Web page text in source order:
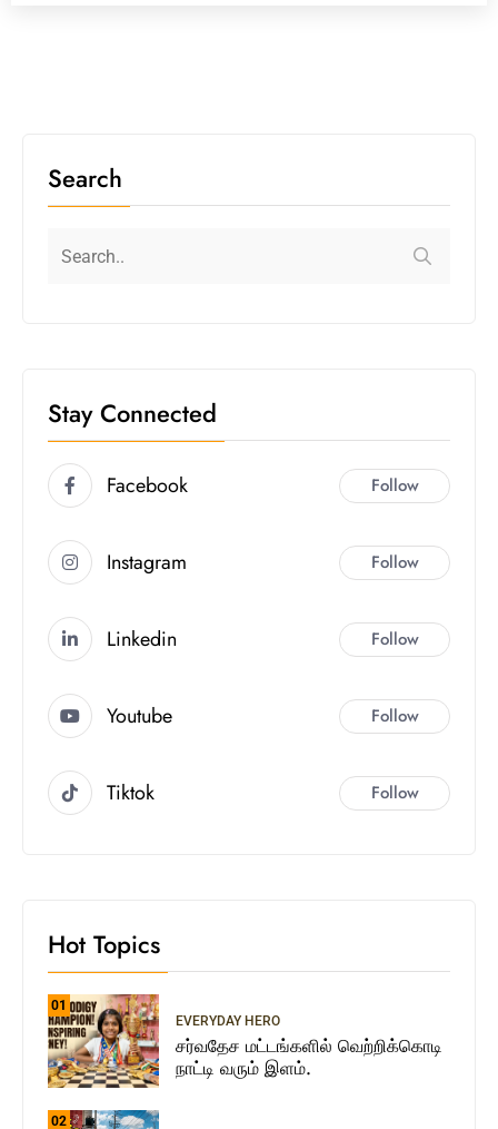
Search
Stay Connected
Facebook Follow
Instagram Follow
Linkedin Follow
Youtube Follow
Tiktok Follow
Hot Topics
01
EVERYDAY HERO
சர்வதேச மட்டங்களில் வெற்றிக்கொடி
நாட்டி வரும் இளம்.
02